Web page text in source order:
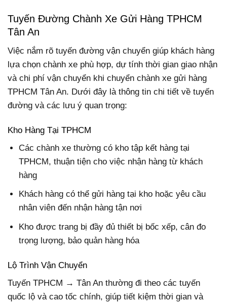
Tuyến Đường Chành Xe Gửi Hàng TPHCM
Tân An
Việc nắm rõ tuyến đường vận chuyển giúp khách hàng
lựa chọn chành xe phù hợp, dự tính thời gian giao nhận
và chi phí vận chuyển khi chuyển chành xe gửi hàng
TPHCM Tân An. Dưới đây là thông tin chi tiết về tuyến
đường và các lưu ý quan trọng:
Kho Hàng Tại TPHCM
Các chành xe thường có kho tập kết hàng tại
TPHCM, thuận tiện cho việc nhận hàng từ khách
hàng
Khách hàng có thể gửi hàng tại kho hoặc yêu cầu
nhân viên đến nhận hàng tận nơi
Kho được trang bị đầy đủ thiết bị bốc xếp, cân đo
trọng lượng, bảo quản hàng hóa
Lộ Trình Vận Chuyển
Tuyến TPHCM → Tân An thường đi theo các tuyến
quốc lộ và cao tốc chính, giúp tiết kiệm thời gian và